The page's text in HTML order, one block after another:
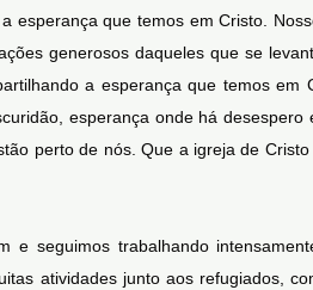
esperança que temos em Cristo.
generosos daqueles que se
a esperança que temos em
esperança onde há
perto de nós. Que a igreja de
seguimos trabalhando
atividades junto aos refugiados,